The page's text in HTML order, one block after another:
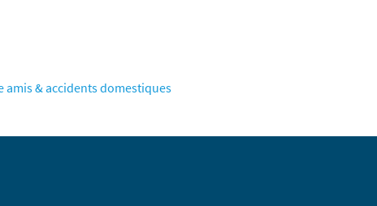
amis & accidents domestiques